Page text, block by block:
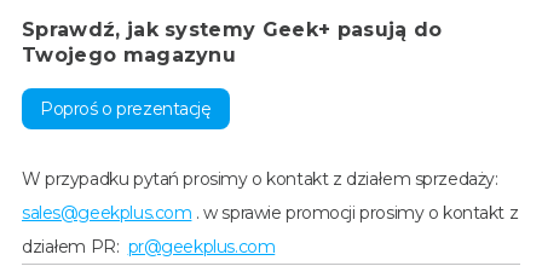
Sprawdź, jak systemy Geek+ pasują do
Twojego magazynu
Poproś o prezentację
W przypadku pytań prosimy o kontakt z działem sprzedaży:
sales@geekplus.com . w sprawie promocji prosimy o kontakt z
działem PR: pr@geekplus.com